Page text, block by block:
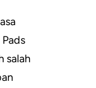
salah